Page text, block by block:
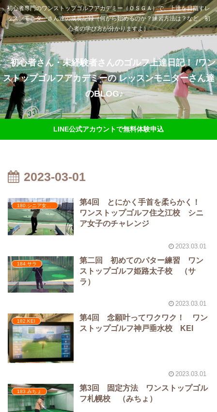
初心者専門のワンストップゴルフアカデミー（ＯＳＧＡ）で、上達を目指すレ
ッスンモニターさん達の成長記録（何から始めるのか？練習方法は？など、初
心者の学び方が分かりますよ）
初心者さん・未経験者さんのゴルフ上達日記！ /ワン
ストップゴルフアカデミーの レッスンモニターさん達
のBLOG♪
LINE公式アカウントで無料体験申込
2023-03-01
第4回 とにかく手首を柔らかく！
ワンストップゴルフ住之江校 シニ
ア女子のチャレンジ
2023.03.01
184.サラ
第二回 初めてのパター練習 ワン
ストップゴルフ姫路太子校 （サ
ラ）
2023.03.01
182.KEI
第4回 念願叶ってワクワク！ ワン
ストップゴルフ神戸垂水校 KEI
2023.03.01
183.みちょ
第3回 固定方法 ワンストップゴル
フ札幌校 （みちょ）